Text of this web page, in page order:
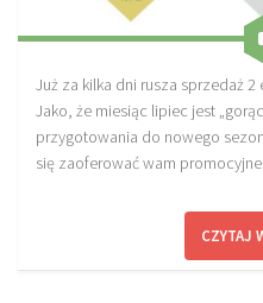
Już za kilka dni rusza sprzedaż 2
Jako, że miesiąc lipiec jest
przygotowania do nowego
się zaoferować wam
CZYTAJ